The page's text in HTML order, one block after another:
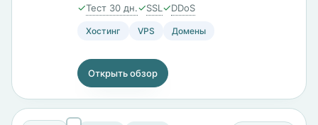
✓Тест 30 дн.✓SSL ✓DDoS
Хостинг VPS Домены
Открыть обзор